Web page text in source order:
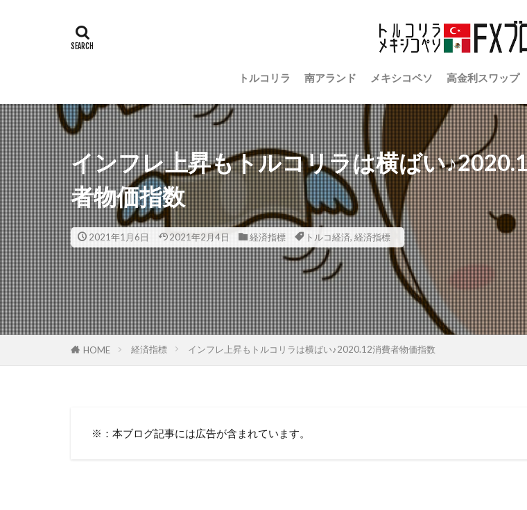
トルコリラ 南アランド メキシコペソ 高金利スワップ
インフレ上昇もトルコリラは横ばい
者物価指数
2021年1月6日 2021年2月4日 経済指標 トルコ経済, 経済指標
HOME 経済指標 インフレ上昇もトルコリラは横ばい♪2020.12消費者物価指数
※：本ブログ記事には広告が含まれています。